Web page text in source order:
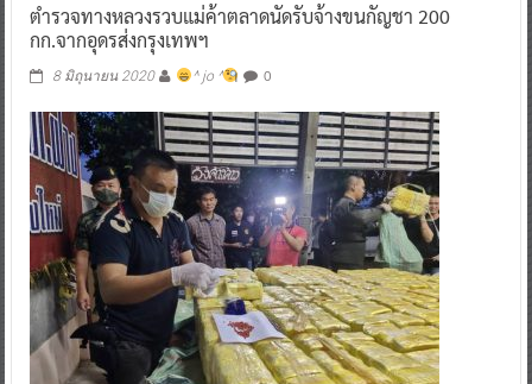
ตำรวจทางหลวงรวบแม่ค้าตลาดนัดรับจ้างขนกัญชา 200
กก.จากอุดรส่งกรุงเทพฯ
8 มิถุนายน 2020 ^ jo ^ 0